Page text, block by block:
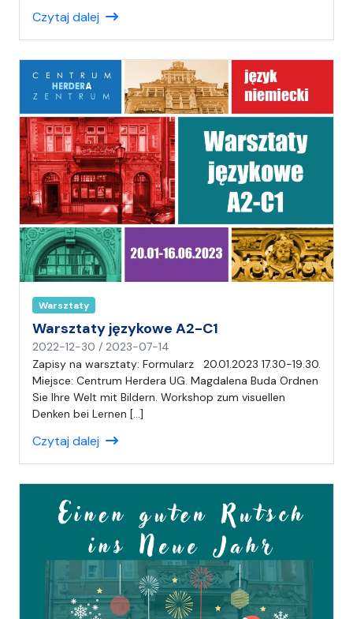
(
)
A
n
i
a
Czytaj dalej
Warsztaty
Warsztaty językowe A2-C1
2022-12-30 / 2023-07-14
a
p
i
(
A
a
Zapisy na warsztaty: Formularz 20.01.2023 17.30-19.30.
Miejsce: Centrum Herdera UG. Magdalena Buda Ordnen
Sie Ihre Welt mit Bildern. Workshop zum visuellen
Denken bei Lernen […]
Czytaj dalej